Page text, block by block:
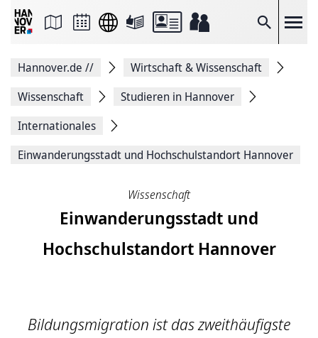
Suche
Seite
Facebook
teilen
Seitenlink
Seite
Hannover.de //
Wirtschaft & Wissenschaft
Wissenschaft
Studieren in Hannover
Internationales
Einwanderungsstadt und Hochschulstandort Hannover
Wissenschaft
Einwanderungsstadt und
Hochschulstandort Hannover
Bildungsmigration ist das zweithäufigste